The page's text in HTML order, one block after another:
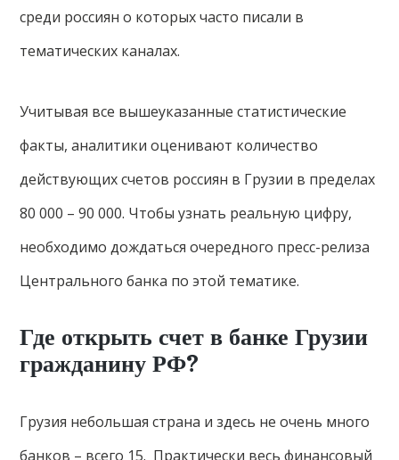
среди россиян о которых часто писали в
тематических каналах.
Учитывая все вышеуказанные статистические
факты, аналитики оценивают количество
действующих счетов россиян в Грузии в пределах
80 000 – 90 000. Чтобы узнать реальную цифру,
необходимо дождаться очередного пресс-релиза
Центрального банка по этой тематике.
Где открыть счет в банке Грузии
гражданину РФ?
Грузия небольшая страна и здесь не очень много
банков – всего 15. Практически весь финансовый